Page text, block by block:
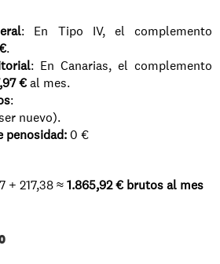
: En Tipo IV, el complemento
.
: En Canarias, el complemento
€ al mes.
:
nuevo).
penosidad: 0 €
+ 217,38 ≈ 1.865,92 € brutos al mes